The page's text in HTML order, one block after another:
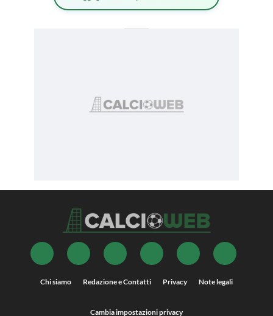
Chi siamo Redazione e Contatti Privacy Note legali
Cambia impostazioni privacy